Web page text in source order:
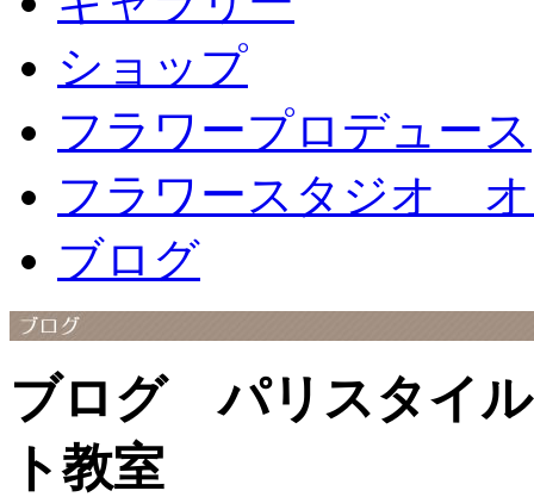
ショップ
フラワープロデュース
フラワースタジオ
ブログ
ブログ パリスタイ
ト教室